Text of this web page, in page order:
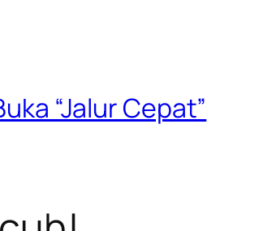
“Jalur Cepat”